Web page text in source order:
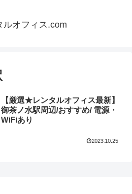
ルオフィス.com
【厳選★レンタルオフィス最新】
御茶ノ水駅周辺/おすすめ/ 電源・
WiFiあり
2023.10.25